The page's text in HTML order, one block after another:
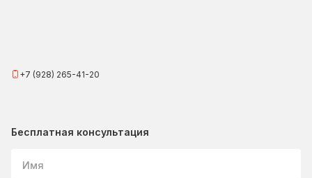
+7 (928) 265-41-20
Бесплатная консультация